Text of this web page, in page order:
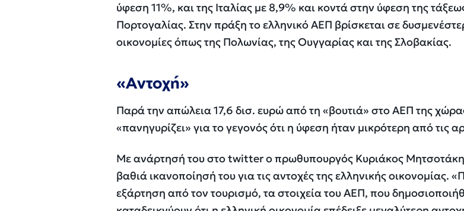
ύφεση 11%, και της Ιταλίας με 8,9% και κοντά στην ύφεση της
Πορτογαλίας. Στην πράξη το ελληνικό ΑΕΠ βρίσκεται σε
οικονομίες όπως της Πολωνίας, της Ουγγαρίας και της Σλοβακίας.
«Αντοχή»
Παρά την απώλεια 17,6 δισ. ευρώ από τη «βουτιά» στο ΑΕΠ της
«πανηγυρίζει» για το γεγονός ότι η ύφεση ήταν μικρότερη από τις
Με ανάρτησή του στο twitter ο πρωθυπουργός Κυριάκος
βαθιά ικανοποίησή του για τις αντοχές της ελληνικής οικονομίας.
εξάρτηση από τον τουρισμό, τα στοιχεία του ΑΕΠ, που